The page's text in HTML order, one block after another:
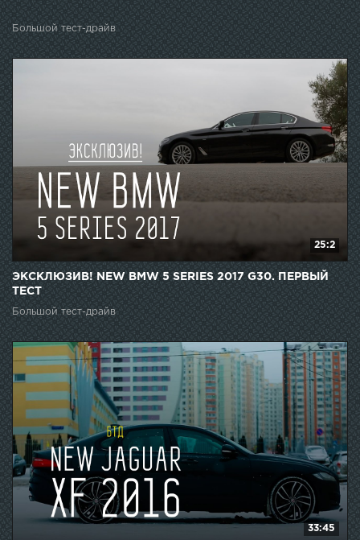
Большой тест-драйв
25:2
ЭКСКЛЮЗИВ! NEW BMW 5 SERIES 2017 G30. ПЕРВЫЙ
ТЕСТ
Большой тест-драйв
33:45